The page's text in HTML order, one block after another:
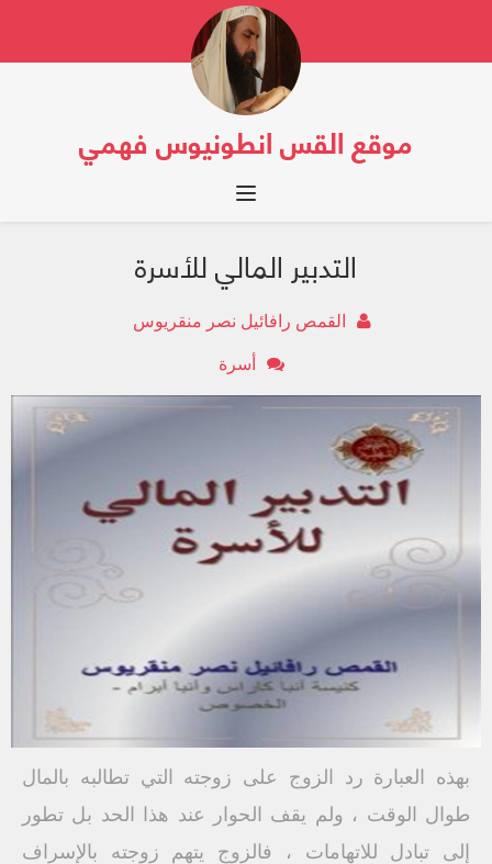
موقع القس انطونيوس فهمي
Toggle navigation
التدبير المالي للأسرة
القمص رافائيل نصر منقريوس
أسرة
بهذه العبارة رد الزوج على زوجته التي تطالبه بالمال
طوال الوقت ، ولم يقف الحوار عند هذا الحد بل تطور
إلى تبادل للاتهامات ، فالزوج يتهم زوجته بالإسراف